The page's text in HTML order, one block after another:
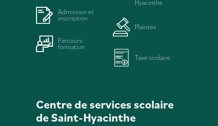
Admission et
inscription
Parcours
formation
Hyacinthe
Plaintes
Taxe scolaire
Centre de services scolaire
de Saint-Hyacinthe